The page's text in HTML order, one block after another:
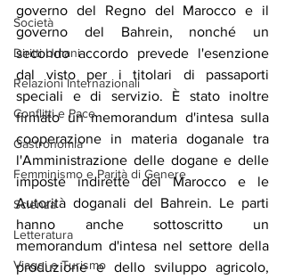
Società
Diritti Umani
Relazioni Internazionali
Conflitti e Pace
Gastronomia
Femminismo e Parità di Genere
Scienza
Letteratura
Viaggi e Turismo
governo del Regno del Marocco e il
governo del Bahrein, nonché un
secondo accordo prevede l'esenzione
dal visto per i titolari di passaporti
speciali e di servizio. È stato inoltre
firmato un memorandum d'intesa sulla
cooperazione in materia doganale tra
l'Amministrazione delle dogane e delle
imposte indirette del Marocco e le
Autorità doganali del Bahrein. Le parti
hanno anche sottoscritto un
memorandum d'intesa nel settore della
produzione e dello sviluppo agricolo,